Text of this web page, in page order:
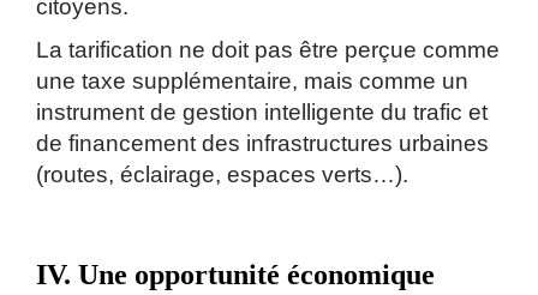
citoyens.
La tarification ne doit pas être perçue comme
une taxe supplémentaire, mais comme un
instrument de gestion intelligente du trafic et
de financement des infrastructures urbaines
(routes, éclairage, espaces verts…).
IV. Une opportunité économique